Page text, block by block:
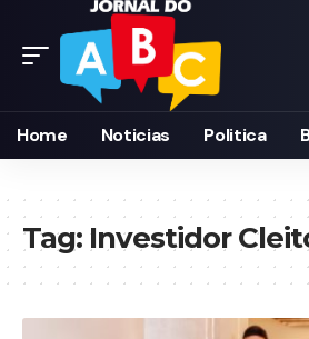
Home Noticias Politica
Tag: Investidor